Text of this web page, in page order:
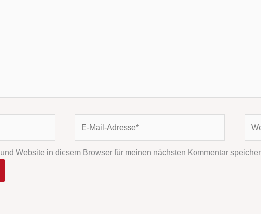
Adresse*
Website in diesem Browser für meinen nächsten Kommentar